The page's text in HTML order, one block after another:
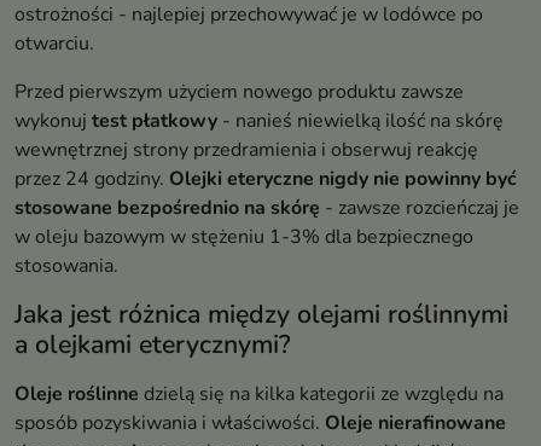
ostrożności - najlepiej przechowywać je w lodówce po
otwarciu.
Przed pierwszym użyciem nowego produktu zawsze
wykonuj test płatkowy - nanieś niewielką ilość na skórę
wewnętrznej strony przedramienia i obserwuj reakcję
przez 24 godziny. Olejki eteryczne nigdy nie powinny być
stosowane bezpośrednio na skórę - zawsze rozcieńczaj je
w oleju bazowym w stężeniu 1-3% dla bezpiecznego
stosowania.
Jaka jest różnica między olejami roślinnymi
a olejkami eterycznymi?
Oleje roślinne dzielą się na kilka kategorii ze względu na
sposób pozyskiwania i właściwości. Oleje nierafinowane